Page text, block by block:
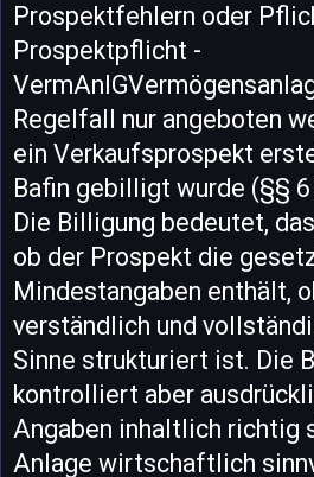
Prospektfehlern oder
Prospektpflicht -
Regelfall nur angeboten
ein Verkaufsprospekt
Bafin gebilligt wurde (§§
Die Billigung bedeutet,
ob der Prospekt die
Mindestangaben enthält,
verständlich und
Sinne strukturiert ist. Die
kontrolliert aber
Angaben inhaltlich richtig
Anlage wirtschaftlich